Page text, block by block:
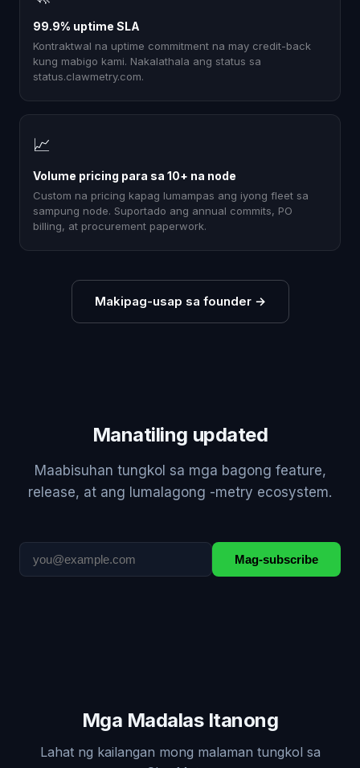
99.9% uptime SLA
Kontraktwal na uptime commitment na may credit-back
kung mabigo kami. Nakalathala ang status sa
status.clawmetry.com.
📈
Volume pricing para sa 10+ na node
Custom na pricing kapag lumampas ang iyong fleet sa
sampung node. Suportado ang annual commits, PO
billing, at procurement paperwork.
Makipag-usap sa founder→
Manatiling updated
Maabisuhan tungkol sa mga bagong feature,
release, at ang lumalagong -metry ecosystem.
Mag-subscribe
Mga Madalas Itanong
Lahat ng kailangan mong malaman tungkol sa